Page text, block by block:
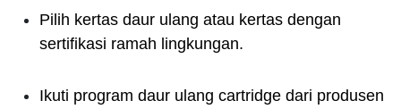
Pilih kertas daur ulang atau kertas dengan
sertifikasi ramah lingkungan.
Ikuti program daur ulang cartridge dari produsen